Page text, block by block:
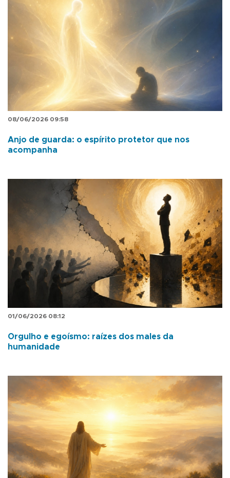
08/06/2026 09:58
Anjo de guarda: o espírito protetor que nos
acompanha
01/06/2026 08:12
Orgulho e egoísmo: raízes dos males da
humanidade